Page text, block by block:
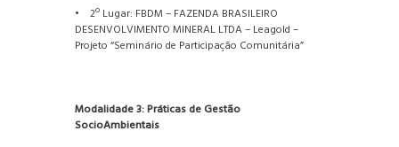
• 2º Lugar: FBDM – FAZENDA BRASILEIRO
DESENVOLVIMENTO MINERAL LTDA – Leagold –
Projeto “Seminário de Participação Comunitária”
Modalidade 3: Práticas de Gestão
SocioAmbientais